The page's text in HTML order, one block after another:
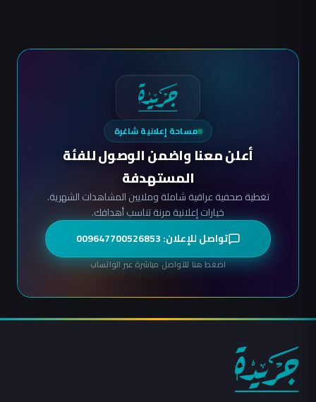
مساحة إعلانية شاغرة
أعلن معنا واضمن الوصول للفئة
المستهدفة
تغطية صحفية عراقية شاملة وملايين المشاهدات الشهرية.
خيارات إعلانية مرنة تناسب أهدافك.
تواصل للإعلان: 009647700526853
اضغط هنا للتواصل مباشرة عبر الواتساب